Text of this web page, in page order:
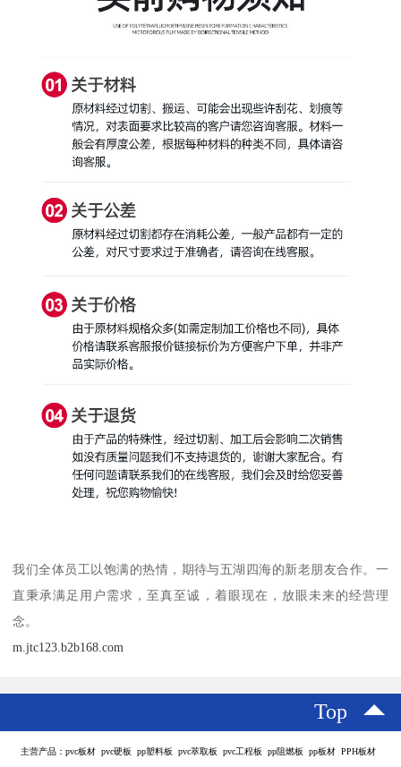
我们全体员工以饱满的热情，期待与五湖四海的新老朋友合作。一
直秉承满足用户需求，至真至诚，着眼现在，放眼未来的经营理
念。
m.jtc123.b2b168.com
Top
主营产品：pvc板材 pvc硬板 pp塑料板 pvc萃取板 pvc工程板 pp阻燃板 pp板材 PPH板材